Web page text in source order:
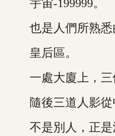
宇宙-199999。
也是人們所熟悉
皇后區。
一處大廈上，三
隨後三道人影從
不是別人，正是